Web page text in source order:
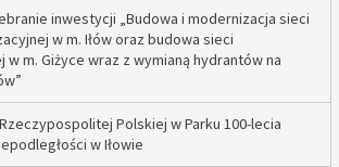
inwestycji „Budowa i modernizacja sieci
w m. Iłów oraz budowa sieci
m. Giżyce wraz z wymianą hydrantów na
Polskiej w Parku 100-lecia
w Iłowie